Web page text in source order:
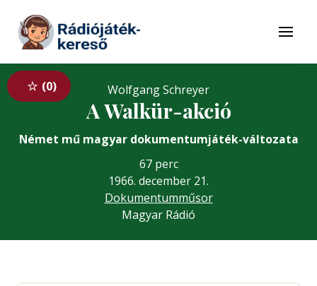
Tovább a tartalomhoz
Menü
0 Wolfgang Schreyer
A Walkür-akció
Német mű magyar dokumentumjáték-változata
67 perc
1966. december 21.
Dokumentumműsor
Magyar Rádió